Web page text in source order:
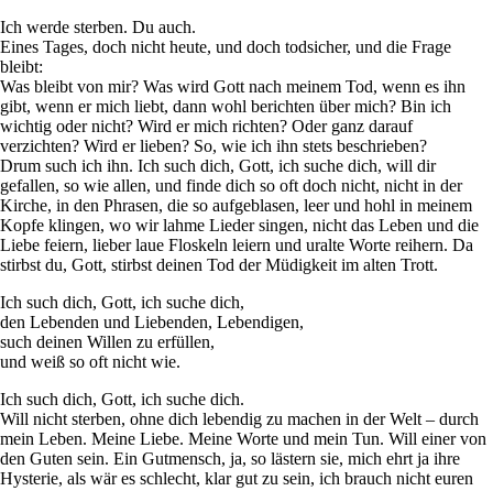
Ich werde sterben. Du auch.
Eines Tages, doch nicht heute, und doch todsicher, und die Frage
bleibt:
Was bleibt von mir? Was wird Gott nach meinem Tod, wenn es ihn
gibt, wenn er mich liebt, dann wohl berichten über mich? Bin ich
wichtig oder nicht? Wird er mich richten? Oder ganz darauf
verzichten? Wird er lieben? So, wie ich ihn stets beschrieben?
Drum such ich ihn. Ich such dich, Gott, ich suche dich, will dir
gefallen, so wie allen, und finde dich so oft doch nicht, nicht in der
Kirche, in den Phrasen, die so aufgeblasen, leer und hohl in meinem
Kopfe klingen, wo wir lahme Lieder singen, nicht das Leben und die
Liebe feiern, lieber laue Floskeln leiern und uralte Worte reihern. Da
stirbst du, Gott, stirbst deinen Tod der Müdigkeit im alten Trott.
Ich such dich, Gott, ich suche dich,
den Lebenden und Liebenden, Lebendigen,
such deinen Willen zu erfüllen,
und weiß so oft nicht wie.
Ich such dich, Gott, ich suche dich.
Will nicht sterben, ohne dich lebendig zu machen in der Welt – durch
mein Leben. Meine Liebe. Meine Worte und mein Tun. Will einer von
den Guten sein. Ein Gutmensch, ja, so lästern sie, mich ehrt ja ihre
Hysterie, als wär es schlecht, klar gut zu sein, ich brauch nicht euren